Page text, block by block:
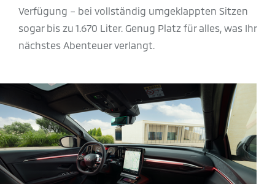
Verfügung – bei vollständig umgeklappten Sitzen
sogar bis zu 1.670 Liter. Genug Platz für alles, was Ihr
nächstes Abenteuer verlangt.